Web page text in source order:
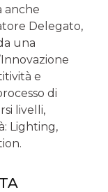
anche
Delegato,
una
e
di
livelli,
Lighting,